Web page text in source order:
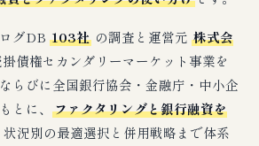
グDB 103社 の調査と運営元 株式会
掛債権セカンダリーマーケット事業を
らびに全国銀行協会・金融庁・中小企
とに、 ファクタリングと銀行融資を
状況別の最適選択と併用戦略まで体系